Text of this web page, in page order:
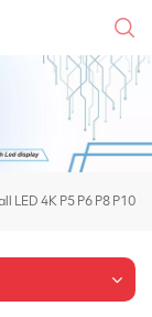
LED 4K P5 P6 P8 P10